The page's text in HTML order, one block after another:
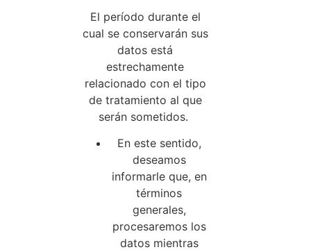
El período durante el
cual se conservarán sus
datos está
estrechamente
relacionado con el tipo
de tratamiento al que
serán sometidos.
En este sentido,
deseamos
informarle que, en
términos
generales,
procesaremos los
datos mientras